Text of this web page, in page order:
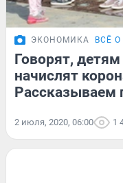
ЭКОНОМИКА ВСЁ
Говорят,
начислят
Рассказываем
2 июля, 2020, 06:00 1